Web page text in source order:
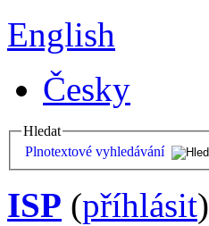
English
Česky
Hledat
Plnotextové vyhledávání
ISP (příhlásit)